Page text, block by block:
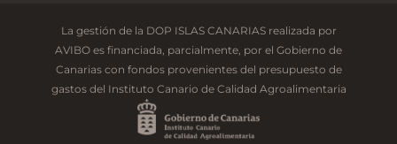
La gestión de la DOP ISLAS CANARIAS realizada por
AVIBO es financiada, parcialmente, por el Gobierno de
Canarias con fondos provenientes del presupuesto de
gastos del Instituto Canario de Calidad Agroalimentaria